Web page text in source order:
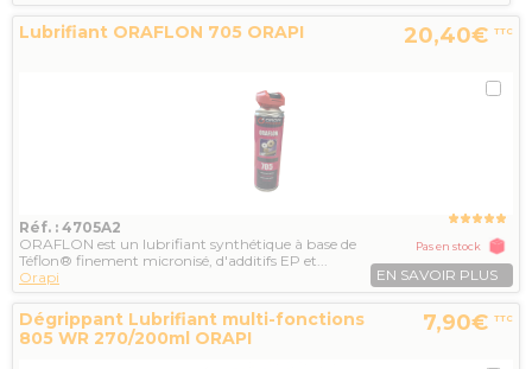
Lubrifiant ORAFLON 705 ORAPI 20,40€ TTC
Réf. : 4705A2
ORAFLON est un lubrifiant synthétique à base de
Téflon® finement micronisé, d'additifs EP et...
Orapi
Pas en stock
EN SAVOIR PLUS
Dégrippant Lubrifiant multi-fonctions
805 WR 270/200ml ORAPI
7,90€ TTC